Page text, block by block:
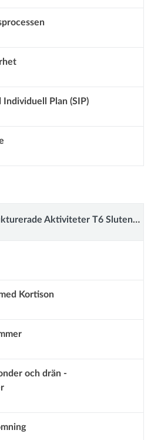
Individuell Plan (SIP)
somatisk vård samt Hemsjukvård (kommunal primärvård)
Kortison
och drän -